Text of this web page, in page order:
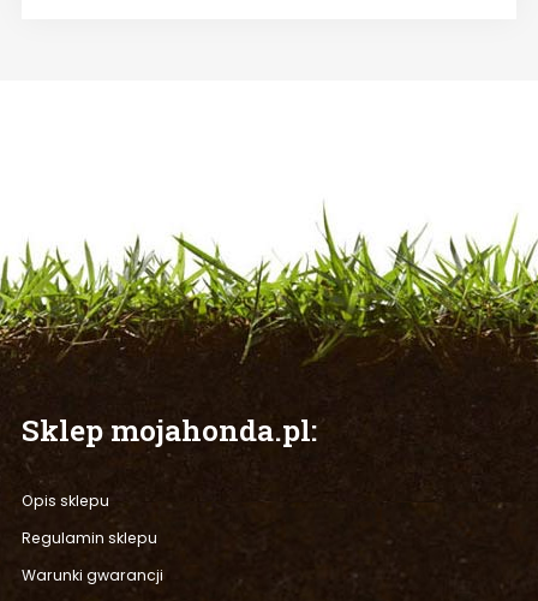
Sklep mojahonda.pl:
Opis sklepu
Regulamin sklepu
Warunki gwarancji